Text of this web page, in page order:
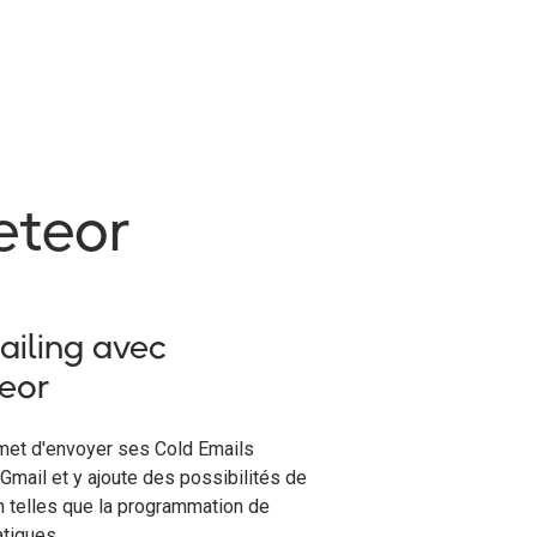
avec
d'envoyer ses Cold Emails
et y ajoute des possibilités de
telles que la programmation de